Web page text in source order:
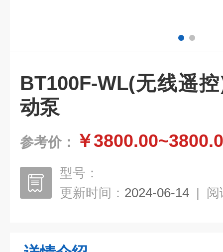
BT100F-WL(无线遥
动泵
参考价： ￥
型号：
更新时间： 2024-06-14 | 阅